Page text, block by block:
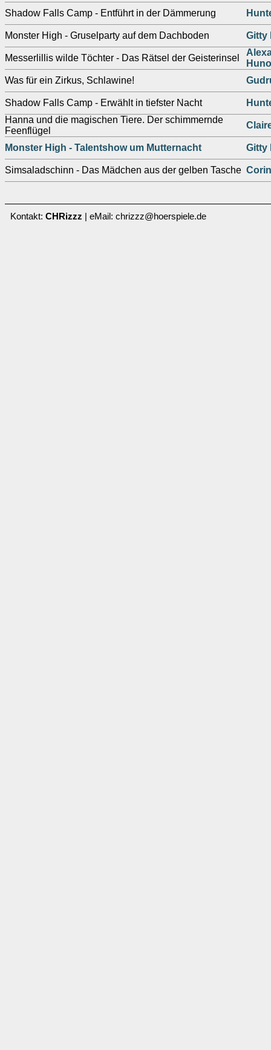
Shadow Falls Camp - Entführt in der Dämmerung
Monster High - Gruselparty auf dem Dachboden Gitty
Messerlillis wilde Töchter - Das Rätsel der Geisterinsel
Was für ein Zirkus, Schlawine!
Shadow Falls Camp - Erwählt in tiefster Nacht
Hanna und die magischen Tiere. Der schimmernde
Feenflügel
Monster High - Talentshow um Mutternacht Gitty
Simsaladschinn - Das Mädchen aus der gelben Tasche
Kontakt: CHRizzz | eMail: chrizzz@hoerspiele.de